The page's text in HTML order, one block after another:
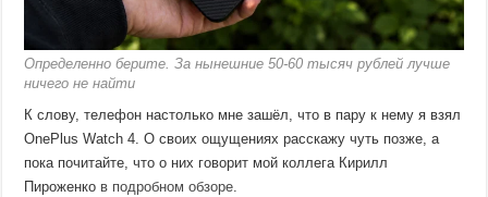
Определенно берите. За нынешние 50-60 тысяч рублей лучше
ничего не найти
К слову, телефон настолько мне зашёл, что в пару к нему я взял
OnePlus Watch 4. О своих ощущениях расскажу чуть позже, а
пока почитайте, что о них говорит мой коллега Кирилл
Пироженко в подробном обзоре.